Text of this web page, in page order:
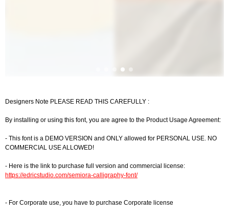
Designers Note PLEASE READ THIS CAREFULLY :
By installing or using this font, you are agree to the Product Usage Agreement:
- This font is a DEMO VERSION and ONLY allowed for PERSONAL USE. NO
COMMERCIAL USE ALLOWED!
- Here is the link to purchase full version and commercial license:
https://edricstudio.com/semiora-calligraphy-font/
- For Corporate use, you have to purchase Corporate license